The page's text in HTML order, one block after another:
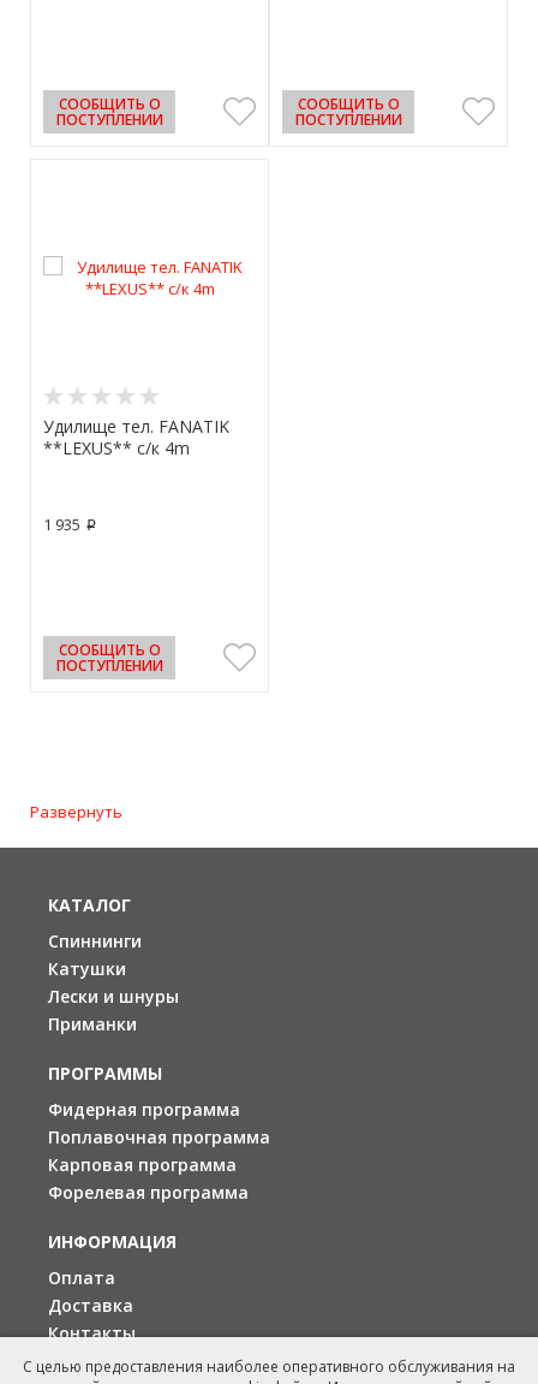
СООБЩИТЬ О
ПОСТУПЛЕНИИ
СООБЩИТЬ О
ПОСТУПЛЕНИИ
Удилище тел. FANATIK
**LEXUS** с/к 4m
1 935 p
СООБЩИТЬ О
ПОСТУПЛЕНИИ
Развернуть
КАТАЛОГ
Спиннинги
Катушки
Лески и шнуры
Приманки
ПРОГРАММЫ
Фидерная программа
Поплавочная программа
Карповая программа
Форелевая программа
ИНФОРМАЦИЯ
Оплата
Доставка
Контакты
С целью предоставления наиболее оперативного обслуживания на